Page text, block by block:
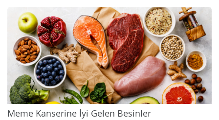
2024
Meme Kanserine İyi Gelen Besinler